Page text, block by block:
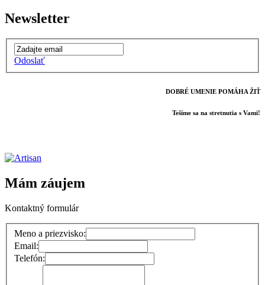
Newsletter
Odoslať
DOBRÉ UMENIE POMÁHA ŽIŤ
Tešíme sa na stretnutia s Vami!
Mám záujem
Kontaktný formulár
Meno a priezvisko:
Email:
Telefón: